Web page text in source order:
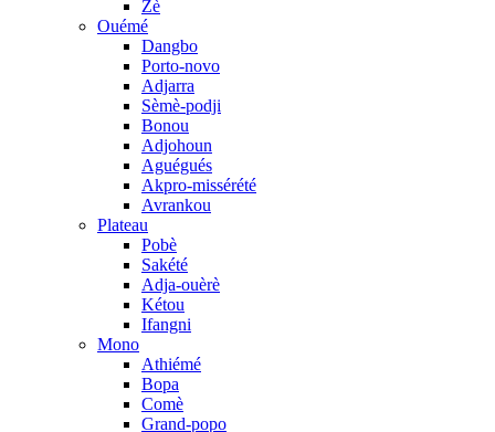
Zè
Ouémé
Dangbo
Porto-novo
Adjarra
Sèmè-podji
Bonou
Adjohoun
Aguégués
Akpro-missérété
Avrankou
Plateau
Pobè
Sakété
Adja-ouèrè
Kétou
Ifangni
Mono
Athiémé
Bopa
Comè
Grand-popo